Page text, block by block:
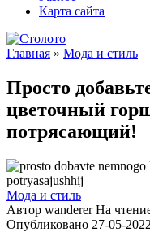
Карта сайта
Главная » Мода и стиль
Просто
цветочный
потрясающий!
Мода и стиль
Автор wanderer На
Опубликовано 27-05-2022